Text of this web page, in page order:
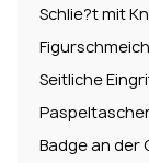
Schlie?t mit
Seitliche
Badge an der